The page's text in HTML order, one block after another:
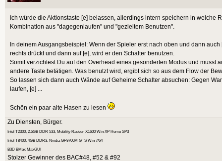
Ich würde die Aktionstaste [e] belassen, allerdings intern speichern in welche
Kombination aus "dagegenlaufen" und "gezieltem Benutzen".
In deinem Ausgangsbeispiel: Wenn der Spieler erst nach oben und dann
rechts drückt und dann auf [e], wird er den Schalter benutzen.
Somit verzichtest Du auf den Overhead eines gesonderten Modus und musst
andere Taste betätigen. Was benutzt wird, ergibt sich so aus dem Flow der
So lassen sich dann auch Wände auf Geheime Schalter absuchen: Gegen
laufen, [e] ...
Schön ein paar alte Hasen zu lesen
Zu Diensten, Bürger.
Intel T2300, 2.5GB DDR 533, Mobility Radeon X1600 Win XP Home SP3
Intel T8400, 4GB DDR3, Nvidia GF9700M GTS Win 7/64
B3D BMax MaxGUI
Stolzer Gewinner des BAC#48, #52 & #92